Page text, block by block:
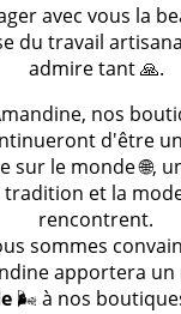
avec vous la
du travail
admire tant 🙏.
nos
d'être
sur le monde 🌐,
tradition et la
rencontrent.
sommes
apportera un
🌬️ à nos